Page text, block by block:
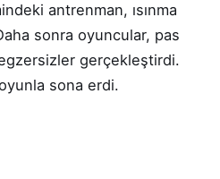
antrenman, ısınma
sonra oyuncular, pas
gerçekleştirdi.
sona erdi.